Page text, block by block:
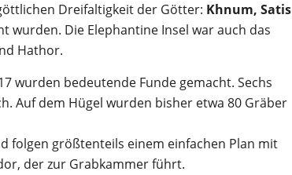
Dreifaltigkeit der Götter: Khnum, Satis
wurden. Die Elephantine Insel war auch das
Hathor.
wurden bedeutende Funde gemacht. Sechs
Auf dem Hügel wurden bisher etwa 80 Gräber
folgen größtenteils einem einfachen Plan mit
der zur Grabkammer führt.